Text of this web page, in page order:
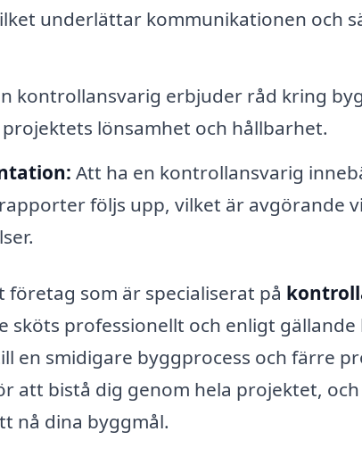
underlättar kommunikationen och
kontrollansvarig erbjuder råd kring
lönsamhet och hållbarhet.
Att ha en kontrollansvarig
följs upp, vilket är avgörande
som är specialiserat på
professionellt och enligt gällande
en smidigare byggprocess och färre
att bistå dig genom hela projektet,
nå dina byggmål.